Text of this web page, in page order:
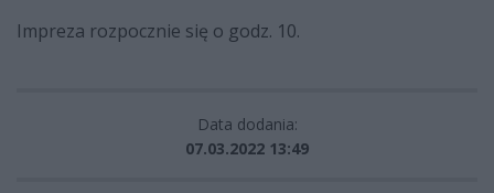
Impreza rozpocznie się o godz. 10.
Data dodania:
07.03.2022 13:49